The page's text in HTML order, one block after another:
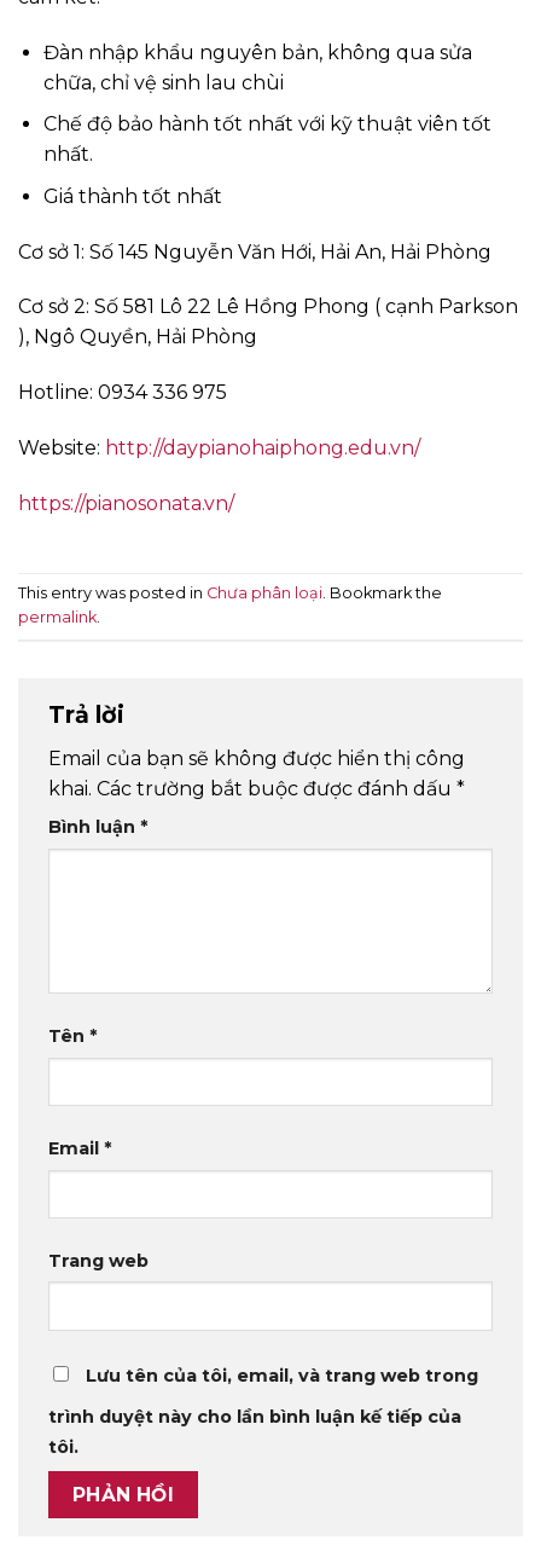
Đàn nhập khẩu nguyên bản, không qua sửa
chữa, chỉ vệ sinh lau chùi
Chế độ bảo hành tốt nhất với kỹ thuật viên tốt
nhất.
Giá thành tốt nhất
Cơ sở 1: Số 145 Nguyễn Văn Hới, Hải An, Hải Phòng
Cơ sở 2: Số 581 Lô 22 Lê Hồng Phong ( cạnh Parkson
), Ngô Quyền, Hải Phòng
Hotline: 0934 336 975
Website: http://daypianohaiphong.edu.vn/
https://pianosonata.vn/
This entry was posted in Chưa phân loại . Bookmark the
permalink
Trả lời
Email của bạn sẽ không được hiển thị công
khai. Các trường bắt buộc được đánh dấu *
Bình luận *
Tên *
Email *
Trang web
Lưu tên của tôi, email, và trang web trong
trình duyệt này cho lần bình luận kế tiếp của
tôi.